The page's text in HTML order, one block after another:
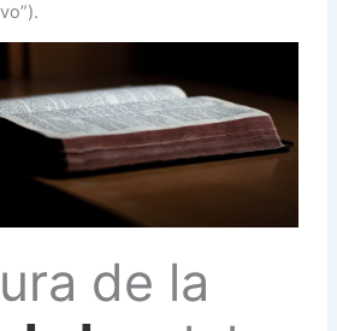
de la